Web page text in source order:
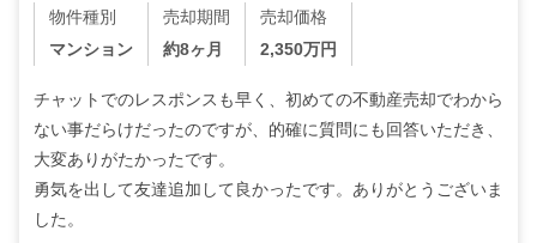
物件種別
マンション
売却期間
約8ヶ月
売却価格
2,350万円
チャットでのレスポンスも早く、初めての不動産売却でわから
ない事だらけだったのですが、的確に質問にも回答いただき、
大変ありがたかったです。
勇気を出して友達追加して良かったです。ありがとうございま
した。